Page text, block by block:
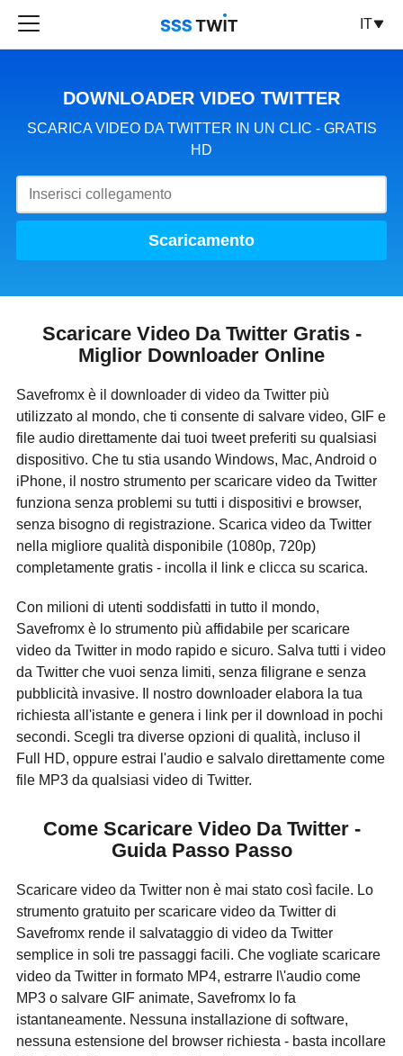
IT
DOWNLOADER VIDEO TWITTER
SCARICA VIDEO DA TWITTER IN UN CLIC - GRATIS
HD
Scaricamento
Scaricare Video Da Twitter Gratis -
Miglior Downloader Online
Savefromx è il downloader di video da Twitter più
utilizzato al mondo, che ti consente di salvare video, GIF e
file audio direttamente dai tuoi tweet preferiti su qualsiasi
dispositivo. Che tu stia usando Windows, Mac, Android o
iPhone, il nostro strumento per scaricare video da Twitter
funziona senza problemi su tutti i dispositivi e browser,
senza bisogno di registrazione. Scarica video da Twitter
nella migliore qualità disponibile (1080p, 720p)
completamente gratis - incolla il link e clicca su scarica.
Con milioni di utenti soddisfatti in tutto il mondo,
Savefromx è lo strumento più affidabile per scaricare
video da Twitter in modo rapido e sicuro. Salva tutti i video
da Twitter che vuoi senza limiti, senza filigrane e senza
pubblicità invasive. Il nostro downloader elabora la tua
richiesta all'istante e genera i link per il download in pochi
secondi. Scegli tra diverse opzioni di qualità, incluso il
Full HD, oppure estrai l'audio e salvalo direttamente come
file MP3 da qualsiasi video di Twitter.
Come Scaricare Video Da Twitter -
Guida Passo Passo
Scaricare video da Twitter non è mai stato così facile. Lo
strumento gratuito per scaricare video da Twitter di
Savefromx rende il salvataggio di video da Twitter
semplice in soli tre passaggi facili. Che vogliate scaricare
video da Twitter in formato MP4, estrarre l\'audio come
MP3 o salvare GIF animate, Savefromx lo fa
istantaneamente. Nessuna installazione di software,
nessuna estensione del browser richiesta - basta incollare